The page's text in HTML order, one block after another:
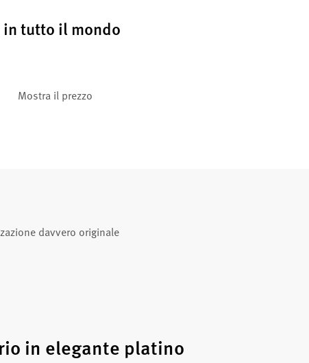
in tutto il mondo
Mostra il prezzo
davvero originale
in elegante platino